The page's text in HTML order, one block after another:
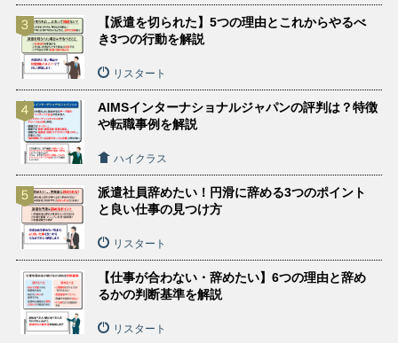
【派遣を切られた】5つの理由とこれからやるべ
き3つの行動を解説
リスタート
AIMSインターナショナルジャパンの評判は？特徴
や転職事例を解説
ハイクラス
派遣社員辞めたい！円滑に辞める3つのポイント
と良い仕事の見つけ方
リスタート
【仕事が合わない・辞めたい】6つの理由と辞め
るかの判断基準を解説
リスタート